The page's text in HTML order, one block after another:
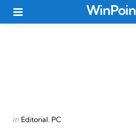
WinPoin
Categories
Posted
in Editorial PC